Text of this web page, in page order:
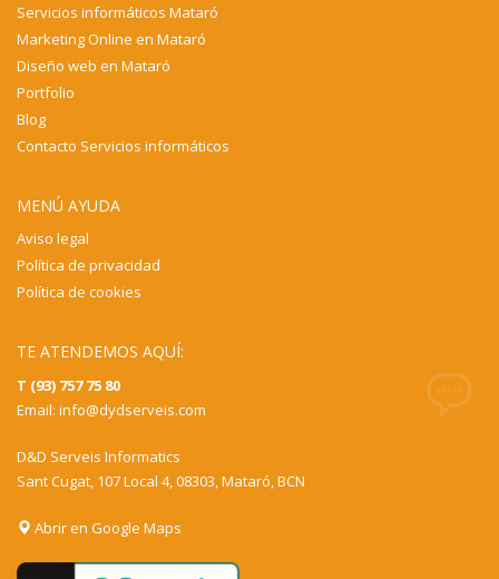
Servicios informáticos Mataró
Marketing Online en Mataró
Diseño web en Mataró
Portfolio
Blog
Contacto Servicios informáticos
MENÚ AYUDA
Aviso legal
Política de privacidad
Política de cookies
TE ATENDEMOS AQUÍ:
T (93) 757 75 80
Email: info@dydserveis.com
D&D Serveis Informatics
Sant Cugat, 107 Local 4, 08303, Mataró, BCN
Abrir en Google Maps